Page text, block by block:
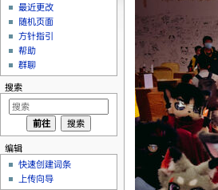
最近更改
随机页面
方针指引
帮助
群聊
搜索
编辑
快速创建词条
上传向导